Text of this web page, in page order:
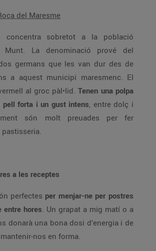
del Maresme
sobretot a la població
Munt. La denominació prové del
germans que les van dur des de
a aquest municipi maresmenc. El
al groc pàl•lid. Tenen una polpa
pell forta i un gust intens, entre dolç i
són molt preuades per fer
a les receptes
perfectes per menjar-ne per postres
entre hores. Un grapat a mig matí o a
donarà una bona dosi d’energia i de
nos en forma.